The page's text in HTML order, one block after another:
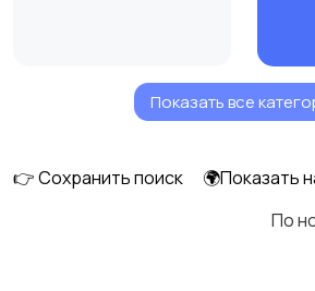
Показать все
👉 Сохранить поиск
🌍Показать
По